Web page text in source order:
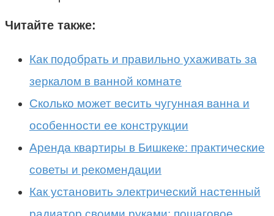
Читайте также:
Как подобрать и правильно ухаживать за
зеркалом в ванной комнате
Сколько может весить чугунная ванна и
особенности ее конструкции
Аренда квартиры в Бишкеке: практические
советы и рекомендации
Как установить электрический настенный